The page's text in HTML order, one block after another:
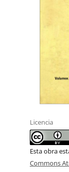
Licencia
Esta obra
Commons